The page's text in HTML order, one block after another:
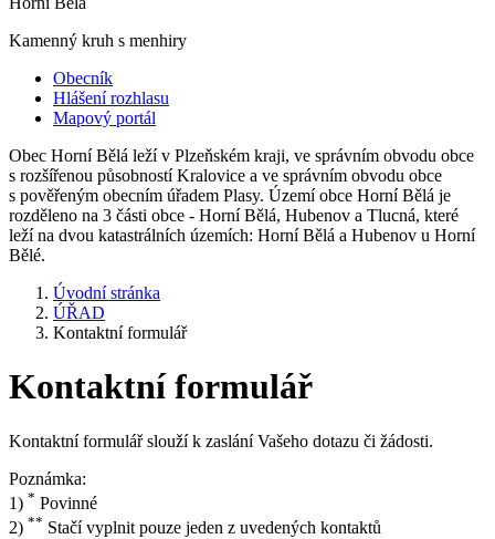
Kamenný kruh s menhiry
Obecník
Hlášení rozhlasu
Mapový portál
Obec Horní Bělá leží v Plzeňském kraji, ve správním obvodu obce
s rozšířenou působností Kralovice a ve správním obvodu obce
s pověřeným obecním úřadem Plasy. Území obce Horní Bělá je
rozděleno na 3 části obce - Horní Bělá, Hubenov a Tlucná, které
leží na dvou katastrálních územích: Horní Bělá a Hubenov u Horní
Bělé.
Úvodní stránka
ÚŘAD
Kontaktní formulář
Kontaktní formulář
Kontaktní formulář slouží k zaslání Vašeho dotazu či žádosti.
Poznámka:
1) * Povinné
2) ** Stačí vyplnit pouze jeden z uvedených kontaktů